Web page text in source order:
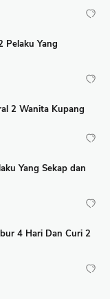
Pelaku Yang
2 Wanita Kupang
Yang Sekap dan
4 Hari Dan Curi 2